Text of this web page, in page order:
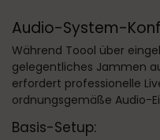
Audio-System-
Während Toool über
gelegentliches Jammen
erfordert professionelle
ordnungsgemäße Audio-
Basis-Setup: